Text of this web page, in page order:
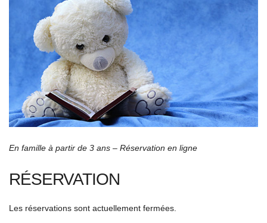
En famille à partir de 3 ans – Réservation en ligne
RÉSERVATION
Les réservations sont actuellement fermées.